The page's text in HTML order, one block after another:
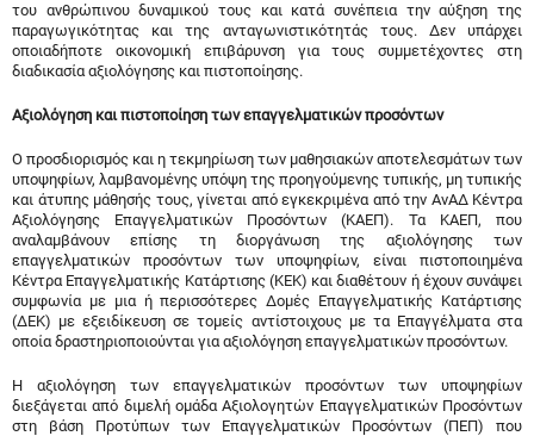
του ανθρώπινου δυναμικού τους και κατά συνέπεια την αύξηση της
παραγωγικότητας και της ανταγωνιστικότητάς τους. Δεν υπάρχει
οποιαδήποτε οικονομική επιβάρυνση για τους συμμετέχοντες στη
διαδικασία αξιολόγησης και πιστοποίησης.
Αξιολόγηση και πιστοποίηση των επαγγελματικών προσόντων
Ο προσδιορισμός και η τεκμηρίωση των μαθησιακών αποτελεσμάτων των
υποψηφίων, λαμβανομένης υπόψη της προηγούμενης τυπικής, μη τυπικής
και άτυπης μάθησής τους, γίνεται από εγκεκριμένα από την ΑνΑΔ Κέντρα
Αξιολόγησης Επαγγελματικών Προσόντων (ΚΑΕΠ). Τα ΚΑΕΠ, που
αναλαμβάνουν επίσης τη διοργάνωση της αξιολόγησης των
επαγγελματικών προσόντων των υποψηφίων, είναι πιστοποιημένα
Κέντρα Επαγγελματικής Κατάρτισης (ΚΕΚ) και διαθέτουν ή έχουν συνάψει
συμφωνία με μια ή περισσότερες Δομές Επαγγελματικής Κατάρτισης
(ΔΕΚ) με εξειδίκευση σε τομείς αντίστοιχους με τα Επαγγέλματα στα
οποία δραστηριοποιούνται για αξιολόγηση επαγγελματικών προσόντων.
Η αξιολόγηση των επαγγελματικών προσόντων των υποψηφίων
διεξάγεται από διμελή ομάδα Αξιολογητών Επαγγελματικών Προσόντων
στη βάση Προτύπων των Επαγγελματικών Προσόντων (ΠΕΠ) που